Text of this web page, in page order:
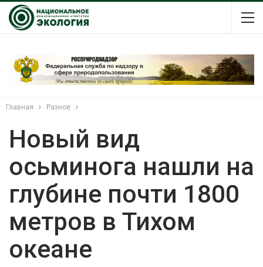
Главная Разное
Новый вид
осьминога нашли на
глубине почти 1800
метров в Тихом
океане